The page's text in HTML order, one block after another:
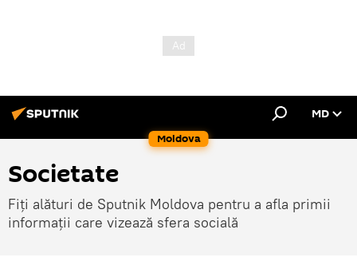
Moldova
MD
Societate
Fiți alături de Sputnik Moldova pentru a afla primii
informații care vizează sfera socială